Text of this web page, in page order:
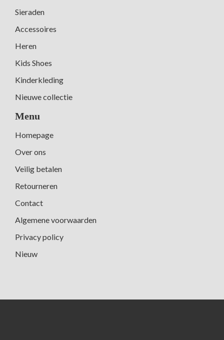
Sieraden
Accessoires
Heren
Kids Shoes
Kinderkleding
Nieuwe collectie
Menu
Homepage
Over ons
Veilig betalen
Retourneren
Contact
Algemene voorwaarden
Privacy policy
Nieuw